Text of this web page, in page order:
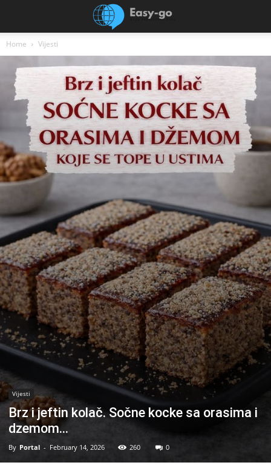
Home Vijesti
Vijesti
Brz i jeftin kolač. Sočne kocke sa orasima i
dzemom…
By Portal - February 14, 2026 260 0